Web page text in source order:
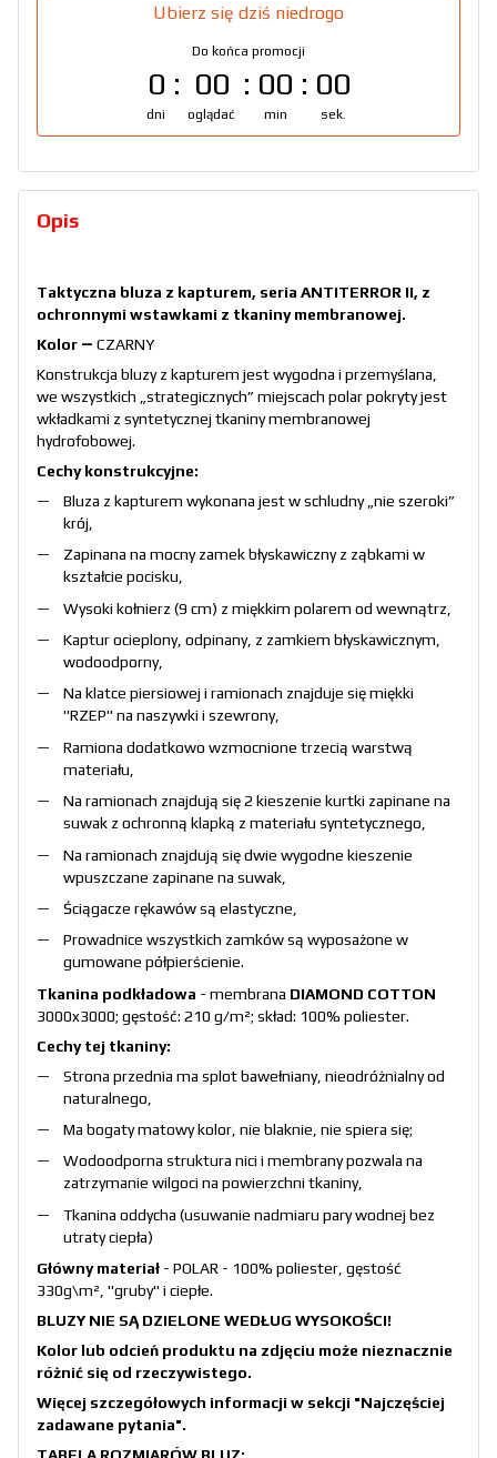
Ubierz się dziś niedrogo
Do końca promocji
0
dni
00
oglądać
00
min
00
sek.
Opis
Taktyczna bluza z kapturem, seria ANTITERROR II, z
ochronnymi wstawkami z tkaniny membranowej.
Kolor ― CZARNY
Konstrukcja bluzy z kapturem jest wygodna i przemyślana,
we wszystkich „strategicznych” miejscach polar pokryty jest
wkładkami z syntetycznej tkaniny membranowej
hydrofobowej.
Cechy konstrukcyjne:
Bluza z kapturem wykonana jest w schludny „nie szeroki”
krój,
Zapinana na mocny zamek błyskawiczny z ząbkami w
kształcie pocisku,
Wysoki kołnierz (9 cm) z miękkim polarem od wewnątrz,
Kaptur ocieplony, odpinany, z zamkiem błyskawicznym,
wodoodporny,
Na klatce piersiowej i ramionach znajduje się miękki
"RZEP" na naszywki i szewrony,
Ramiona dodatkowo wzmocnione trzecią warstwą
materiału,
Na ramionach znajdują się 2 kieszenie kurtki zapinane na
suwak z ochronną klapką z materiału syntetycznego,
Na ramionach znajdują się dwie wygodne kieszenie
wpuszczane zapinane na suwak,
Ściągacze rękawów są elastyczne,
Prowadnice wszystkich zamków są wyposażone w
gumowane półpierścienie.
Tkanina podkładowa - membrana DIAMOND COTTON
3000x3000; gęstość: 210 g/m²; skład: 100% poliester.
Cechy tej tkaniny:
Strona przednia ma splot bawełniany, nieodróżnialny od
naturalnego,
Ma bogaty matowy kolor, nie blaknie, nie spiera się;
Wodoodporna struktura nici i membrany pozwala na
zatrzymanie wilgoci na powierzchni tkaniny,
Tkanina oddycha (usuwanie nadmiaru pary wodnej bez
utraty ciepła)
Główny materiał - POLAR - 100% poliester, gęstość
330g\m², "gruby" i ciepłe.
BLUZY NIE SĄ DZIELONE WEDŁUG WYSOKOŚCI!
Kolor lub odcień produktu na zdjęciu może nieznacznie
różnić się od rzeczywistego.
Więcej szczegółowych informacji w sekcji "Najczęściej
zadawane pytania".